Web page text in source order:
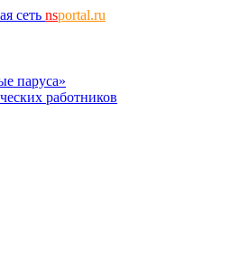
сеть nsportal.ru
паруса»
работников